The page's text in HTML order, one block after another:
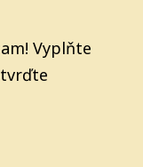
Vyplňte